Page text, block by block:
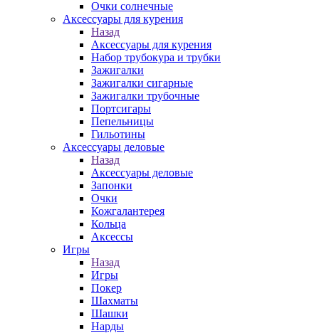
Очки солнечные
Аксессуары для курения
Назад
Аксессуары для курения
Набор трубокура и трубки
Зажигалки
Зажигалки сигарные
Зажигалки трубочные
Портсигары
Пепельницы
Гильотины
Аксессуары деловые
Назад
Аксессуары деловые
Запонки
Очки
Кожгалантерея
Кольца
Аксессы
Игры
Назад
Игры
Покер
Шахматы
Шашки
Нарды